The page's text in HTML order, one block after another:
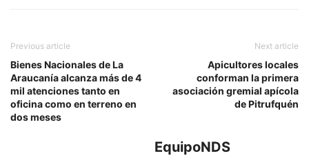
Previous article
Bienes Nacionales de La
Araucanía alcanza más de 4
mil atenciones tanto en
oficina como en terreno en
dos meses
Next article
Apicultores locales
conforman la primera
asociación gremial apícola
de Pitrufquén
EquipoNDS